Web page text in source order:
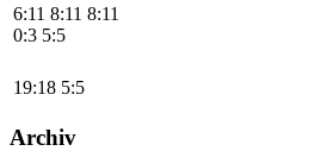
6:11 8:11 8:11
0:3 5:5
19:18 5:5
Archiv